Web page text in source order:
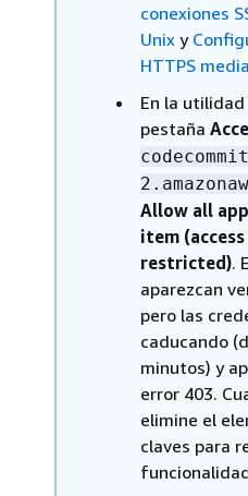
conexiones
Unix y
HTTPS
En la utilidad
pestaña
Allow all
item
restricted).
aparezcan
pero las
caducando
minutos) y
error 403.
elimine el
claves para